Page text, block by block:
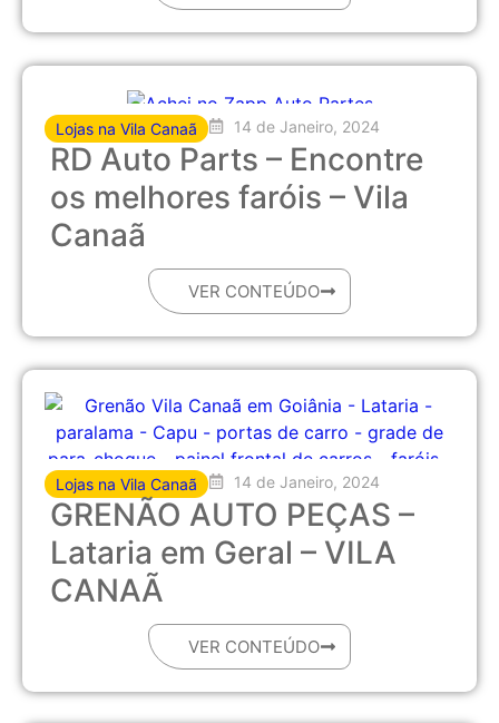
Lojas na Vila Canaã 14 de Janeiro, 2024
RD Auto Parts – Encontre
os melhores faróis – Vila
Canaã
VER CONTEÚDO
Lojas na Vila Canaã 14 de Janeiro, 2024
GRENÃO AUTO PEÇAS –
Lataria em Geral – VILA
CANAÃ
VER CONTEÚDO